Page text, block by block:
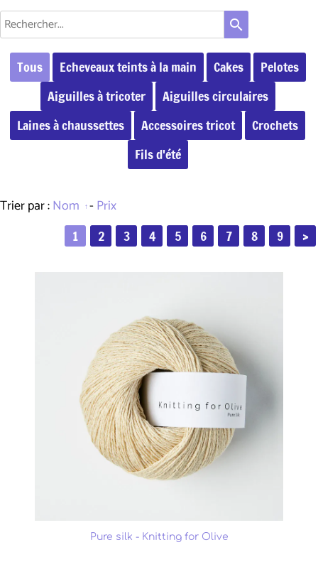
search
Tous Echeveaux teints à la main Cakes
Pelotes
Aiguilles à tricoter
Aiguilles circulaires
Laines à chaussettes
Accessoires tricot
Crochets
Fils d'été
Trier par :Nom -Prix
1 2 3 4 5 6 7 8 9 >
Pure silk - Knitting for Olive